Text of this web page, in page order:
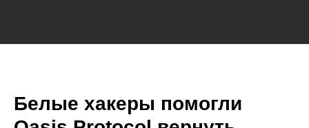
Белые хакеры помогли